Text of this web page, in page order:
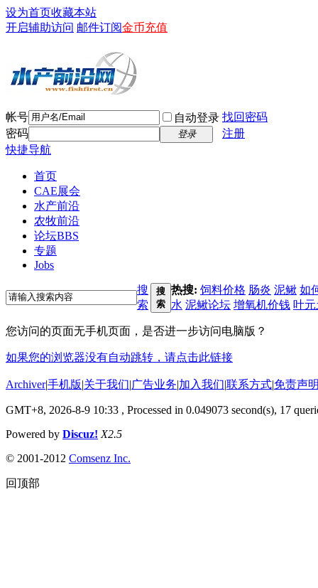
设为首页收藏本站
开启辅助访问 邮件订阅金币充值
帐号 自动登录 找回密码
密码
登录
注册
快捷导航
首页
CAE展会
水产前沿
农牧前沿
论坛BBS
专题
Jobs
搜
索
搜
索
热搜: 饲料价格 肠炎 泥鳅 如
水 泥鳅论坛 增氧机价钱 叶
您访问的页面无手机页面，是否进一步访问电脑版？
如果您的浏览器没有自动跳转，请点击此链接
Archiver|手机版|关于我们|广告业务|加入我们|联系方式|免责声
GMT+8, 2026-8-9 10:33 , Processed in 0.049073 second(s), 17
Powered by Discuz! X2.5
© 2001-2012 Comsenz Inc.
回顶部